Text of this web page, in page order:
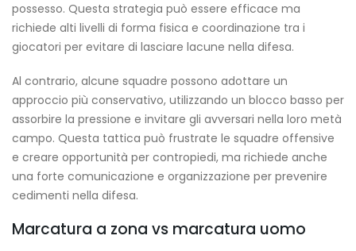
possesso. Questa strategia può essere efficace ma
richiede alti livelli di forma fisica e coordinazione tra i
giocatori per evitare di lasciare lacune nella difesa.
Al contrario, alcune squadre possono adottare un
approccio più conservativo, utilizzando un blocco basso per
assorbire la pressione e invitare gli avversari nella loro metà
campo. Questa tattica può frustrate le squadre offensive
e creare opportunità per contropiedi, ma richiede anche
una forte comunicazione e organizzazione per prevenire
cedimenti nella difesa.
Marcatura a zona vs marcatura uomo